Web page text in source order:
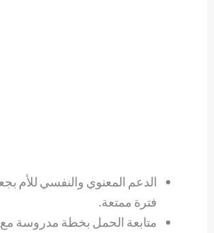
الدعم المعنوي والنفسي للأم
فترة ممتعة.
متابعة الحمل بخطة مدروسة